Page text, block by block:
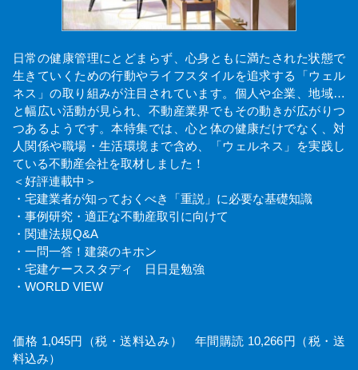
日常の健康管理にとどまらず、心身ともに満たされた状態で
生きていくための行動やライフスタイルを追求する「ウェル
ネス」の取り組みが注目されています。個人や企業、地域…
と幅広い活動が見られ、不動産業界でもその動きが広がりつ
つあるようです。本特集では、心と体の健康だけでなく、対
人関係や職場・生活環境まで含め、「ウェルネス」を実践し
ている不動産会社を取材しました！
＜好評連載中＞
・宅建業者が知っておくべき「重説」に必要な基礎知識
・事例研究・適正な不動産取引に向けて
・関連法規Q&A
・一問一答！建築のキホン
・宅建ケーススタディ 日日是勉強
・WORLD VIEW
価格 1,045円（税・送料込み） 年間購読 10,266円（税・送
料込み）